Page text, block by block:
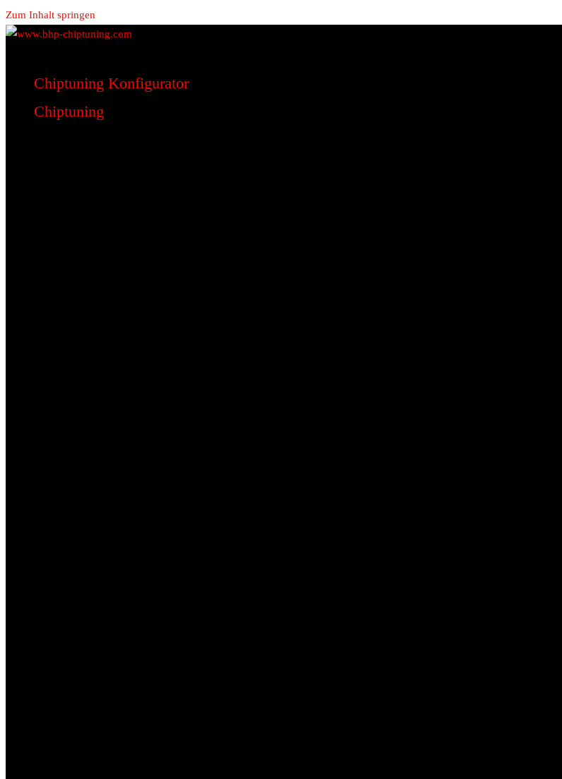
Zum Inhalt springen
www.bhp-chiptuning.com
BHP Motorsport
Chiptuning Konfigurator
Chiptuning